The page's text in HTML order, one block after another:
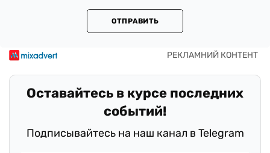
ОТПРАВИТЬ
Оставайтесь в курсе последних
событий!
Подписывайтесь на наш канал в Telegram